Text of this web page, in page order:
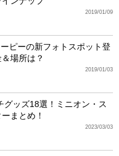
2019/01/09
ピーの新フォトスポット登
場所は？
2019/01/03
グッズ18選！ミニオン・ス
まとめ！
2023/03/03